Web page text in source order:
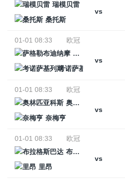
瑞模贝雷
vs
桑托斯
01-01 08:33
欧冠
萨格勒布迪纳摩
vs
考诺萨基列斯
01-01 08:33
欧冠
奥林匹亚科斯
vs
奈梅亨
01-01 08:33
欧冠
布拉格斯巴达
vs
里昂